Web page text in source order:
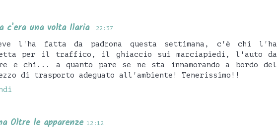
c'era una volta Ilaria 22:37
l'ha fatta da padrona questa settimana, c'è chi l'ha
per il traffico, il ghiaccio sui marciapiedi, l'auto da
e chi... a quanto pare se ne sta innamorando a bordo del
di trasporto adeguato all'ambiente! Tenerissimo!!
Oltre le apparenze 12:12